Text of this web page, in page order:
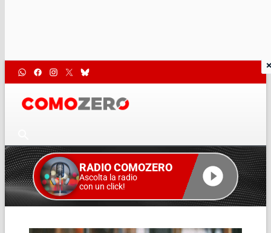
RADIO COMOZERO
Ascolta la radio
con un click!